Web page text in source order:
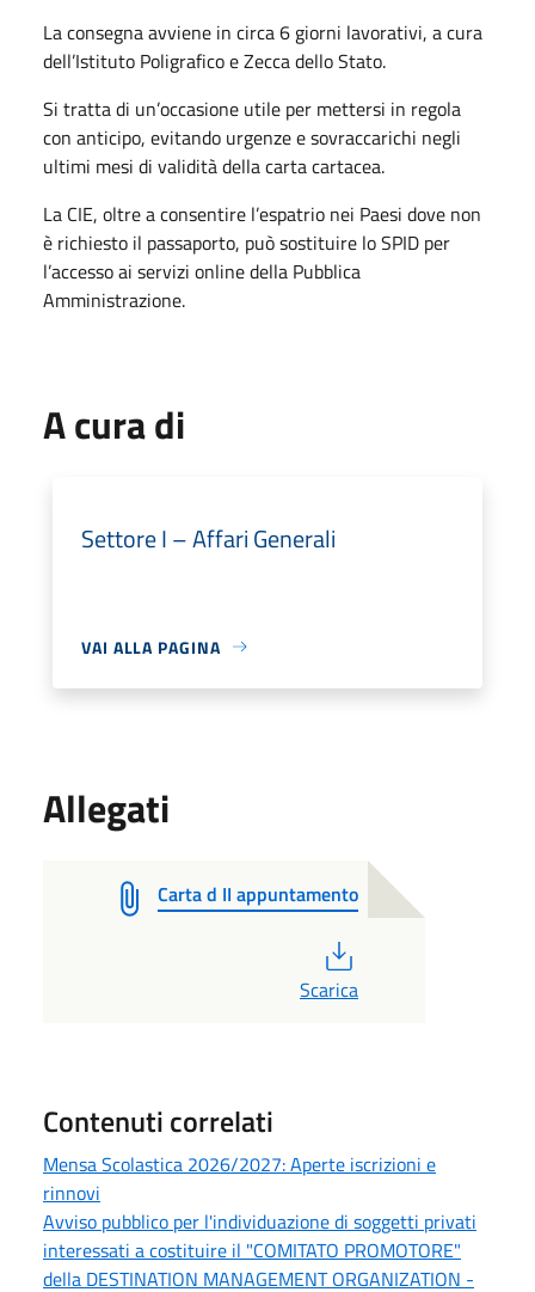
La consegna avviene in circa 6 giorni lavorativi, a cura
dell’Istituto Poligrafico e Zecca dello Stato.
Si tratta di un’occasione utile per mettersi in regola
con anticipo, evitando urgenze e sovraccarichi negli
ultimi mesi di validità della carta cartacea.
La CIE, oltre a consentire l’espatrio nei Paesi dove non
è richiesto il passaporto, può sostituire lo SPID per
l’accesso ai servizi online della Pubblica
Amministrazione.
A cura di
Settore I – Affari Generali
VAI ALLA PAGINA
Allegati
Carta d II appuntamento
Scarica
Contenuti correlati
Mensa Scolastica 2026/2027: Aperte iscrizioni e
rinnovi
Avviso pubblico per l'individuazione di soggetti privati
interessati a costituire il "COMITATO PROMOTORE"
della DESTINATION MANAGEMENT ORGANIZATION -